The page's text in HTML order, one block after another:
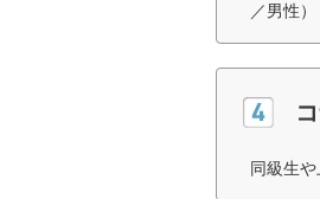
／男性）
同級生